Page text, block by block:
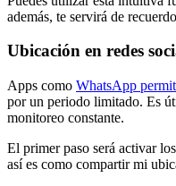
además, te servirá de
Ubicación en redes
Apps como WhatsApp
por un periodo limitado. Es
monitoreo constante.
El primer paso será activar
así es como compartir mi